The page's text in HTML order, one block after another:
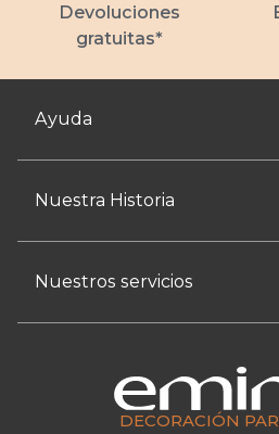
Devoluciones
gratuitas*
Ayuda
Nuestra Historia
Nuestros servicios
DECORACIÓN